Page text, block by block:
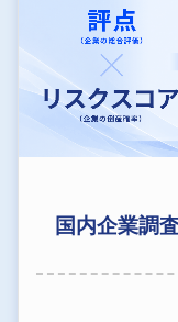
国内企業調